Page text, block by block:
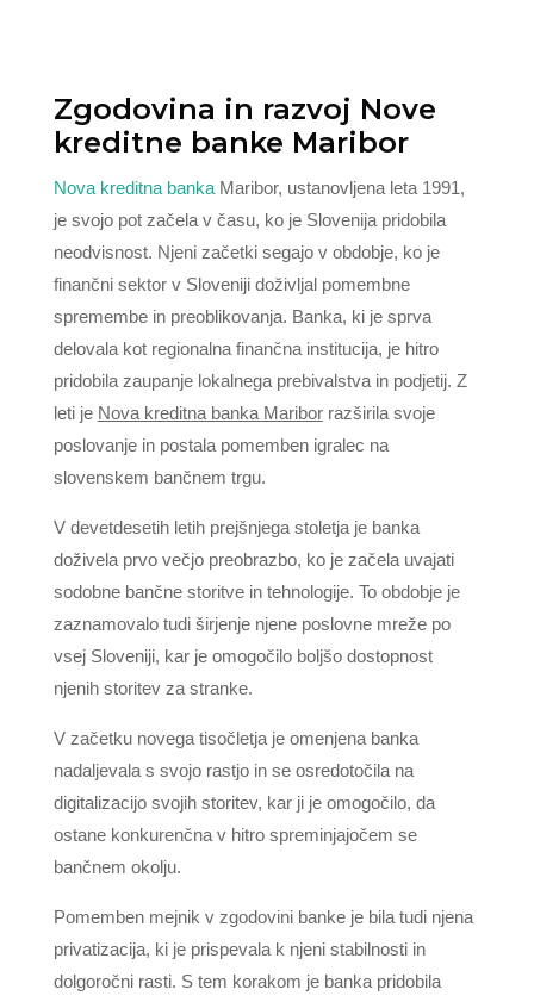
Zgodovina in razvoj Nove
kreditne banke Maribor
Nova kreditna bankaMaribor, ustanovljena leta 1991,
je svojo pot začela v času, ko je Slovenija pridobila
neodvisnost. Njeni začetki segajo v obdobje, ko je
finančni sektor v Sloveniji doživljal pomembne
spremembe in preoblikovanja. Banka, ki je sprva
delovala kot regionalna finančna institucija, je hitro
pridobila zaupanje lokalnega prebivalstva in podjetij. Z
leti je Nova kreditna banka Mariborrazširila svoje
poslovanje in postala pomemben igralec na
slovenskem bančnem trgu.
V devetdesetih letih prejšnjega stoletja je banka
doživela prvo večjo preobrazbo, ko je začela uvajati
sodobne bančne storitve in tehnologije. To obdobje je
zaznamovalo tudi širjenje njene poslovne mreže po
vsej Sloveniji, kar je omogočilo boljšo dostopnost
njenih storitev za stranke.
V začetku novega tisočletja je omenjena banka
nadaljevala s svojo rastjo in se osredotočila na
digitalizacijo svojih storitev, kar ji je omogočilo, da
ostane konkurenčna v hitro spreminjajočem se
bančnem okolju.
Pomemben mejnik v zgodovini banke je bila tudi njena
privatizacija, ki je prispevala k njeni stabilnosti in
dolgoročni rasti. S tem korakom je banka pridobila